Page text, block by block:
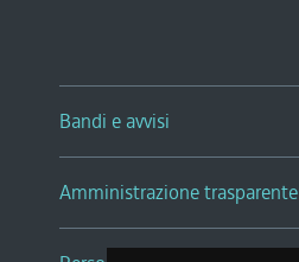
Bandi e avvisi
Amministrazione trasparente